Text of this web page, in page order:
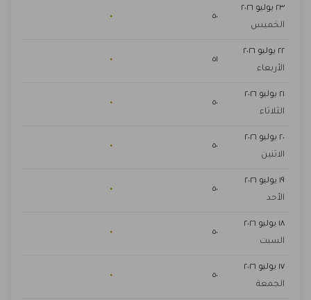
٢٣ يوليو ٢٠٢٦
الخميس
٥٠ ٠
٢٢ يوليو ٢٠٢٦
الأربعاء
٥١ ٠
٢١ يوليو ٢٠٢٦
الثلاثاء
٥٠ ٠
٢٠ يوليو ٢٠٢٦
الاثنين
٥٠ ٠
١٩ يوليو ٢٠٢٦
الأحد
٥٠ ٠
١٨ يوليو ٢٠٢٦
السبت
٥٠ ٠
١٧ يوليو ٢٠٢٦
الجمعة
٥٠ ٠